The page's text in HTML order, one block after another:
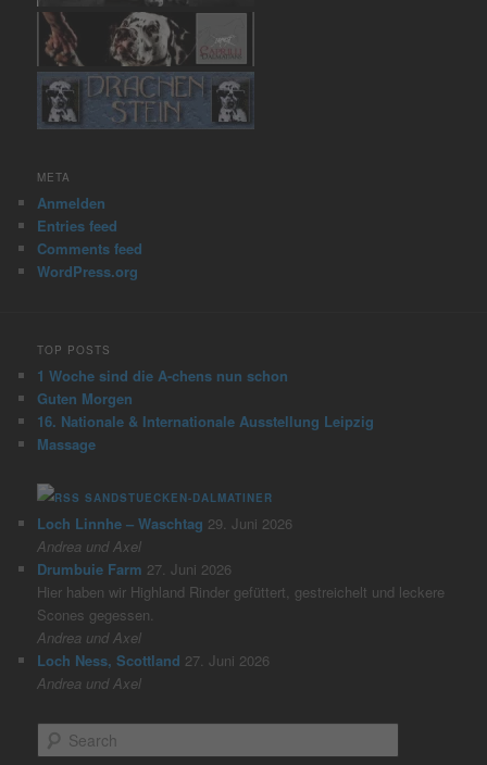
META
Anmelden
Entries feed
Comments feed
WordPress.org
TOP POSTS
1 Woche sind die A-chens nun schon
Guten Morgen
16. Nationale & Internationale Ausstellung Leipzig
Massage
SANDSTUECKEN-DALMATINER
Loch Linnhe – Waschtag 29. Juni 2026
Andrea und Axel
Drumbuie Farm 27. Juni 2026
Hier haben wir Highland Rinder gefüttert, gestreichelt und leckere
Scones gegessen.
Andrea und Axel
Loch Ness, Scottland 27. Juni 2026
Andrea und Axel
e